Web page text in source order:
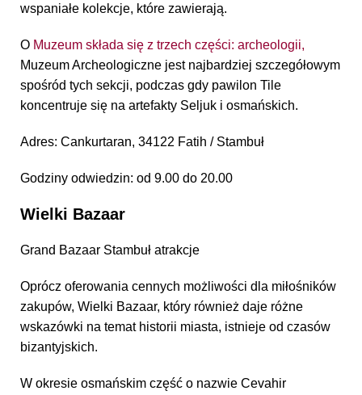
wspaniałe kolekcje, które zawierają.
O Muzeum składa się z trzech części: archeologii,
Muzeum Archeologiczne jest najbardziej szczegółowym
spośród tych sekcji, podczas gdy pawilon Tile
koncentruje się na artefakty Seljuk i osmańskich.
Adres: Cankurtaran, 34122 Fatih / Stambuł
Godziny odwiedzin: od 9.00 do 20.00
Wielki Bazaar
Grand Bazaar Stambuł atrakcje
Oprócz oferowania cennych możliwości dla miłośników
zakupów, Wielki Bazaar, który również daje różne
wskazówki na temat historii miasta, istnieje od czasów
bizantyjskich.
W okresie osmańskim część o nazwie Cevahir